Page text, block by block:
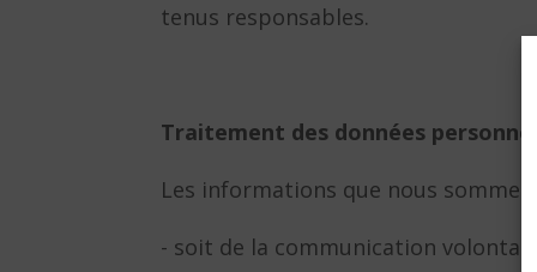
tenus responsables.
Traitement des données
Les informations que nous
- soit de la communication